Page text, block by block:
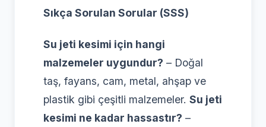
Sıkça Sorulan Sorular (SSS)
Su jeti kesimi için hangi
malzemeler uygundur? – Doğal
taş, fayans, cam, metal, ahşap ve
plastik gibi çeşitli malzemeler. Su jeti
kesimi ne kadar hassastır? –